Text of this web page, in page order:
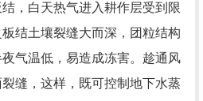
，白天热气进入耕作层受到限
结土壤裂缝大而深，团粒结构
气温低，易造成冻害。趁通风
缝，这样，既可控制地下水蒸